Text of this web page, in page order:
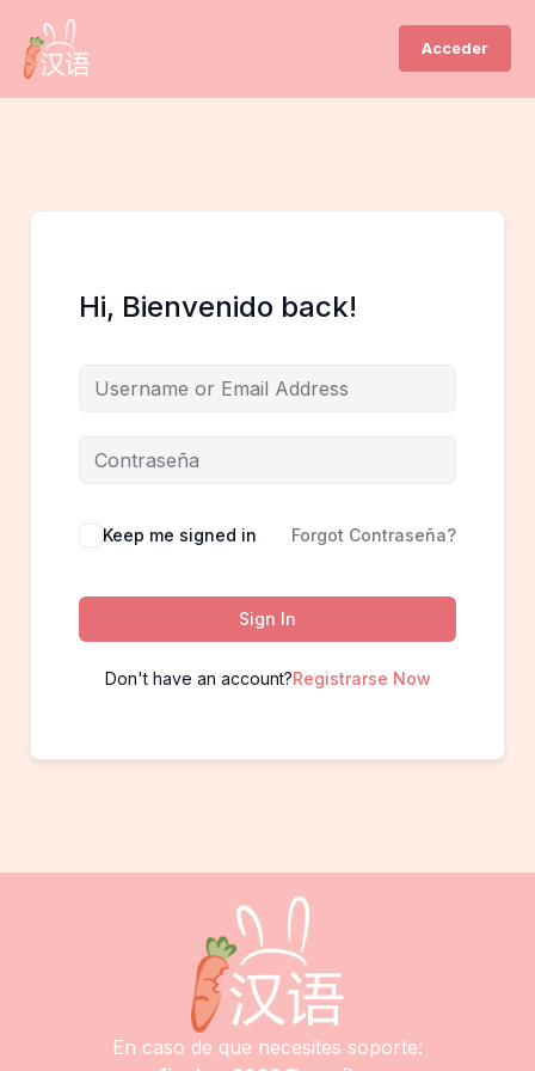
contenido
Acceder
Hi, Bienvenido back!
Keep me signed in Forgot Contraseña?
Sign In
Don't have an account?Registrarse Now
En caso de que necesites soporte: